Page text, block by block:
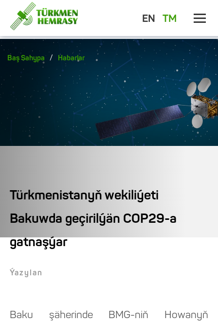
EN TM
Baş Sahypa / Habarlar
Türkmenistanyň wekiliýeti
Bakuwda geçirilýän COP29-a
gatnaşýar
Ýazylan
Baku şäherinde BMG-niň Howanyň